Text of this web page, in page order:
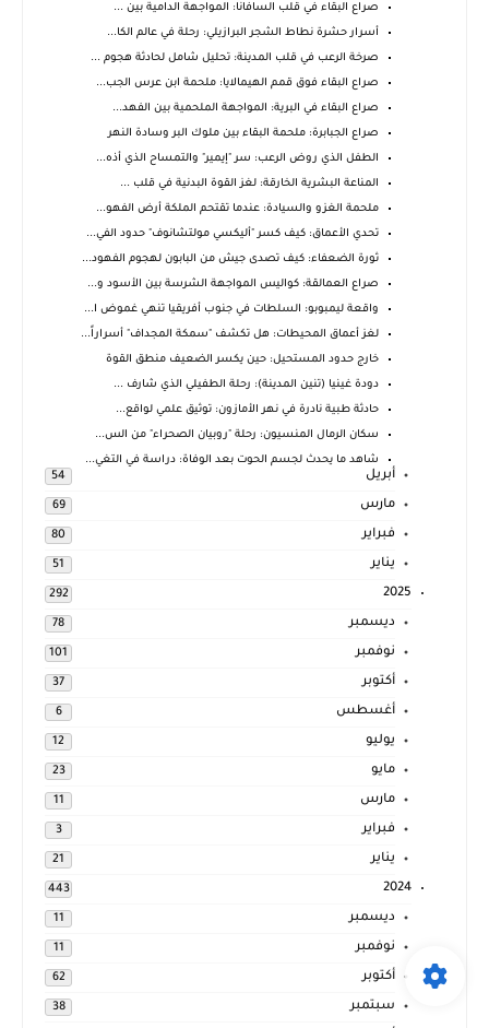
صراع البقاء في قلب السافانا: المواجهة الدامية بين ...
أسرار حشرة نطاط الشجر البرازيلي: رحلة في عالم الكا...
صرخة الرعب في قلب المدينة: تحليل شامل لحادثة هجوم ...
صراع البقاء فوق قمم الهيمالايا: ملحمة ابن عرس الجب...
صراع البقاء في البرية: المواجهة الملحمية بين الفهد...
صراع الجبابرة: ملحمة البقاء بين ملوك البر وسادة النهر
الطفل الذي روض الرعب: سر "إيمير" والتمساح الذي أذه...
المناعة البشرية الخارقة: لغز القوة البدنية في قلب ...
ملحمة الغزو والسيادة: عندما تقتحم الملكة أرض الفهو...
تحدي الأعماق: كيف كسر "أليكسي مولتشانوف" حدود الفي...
ثورة الضعفاء: كيف تصدى جيش من البابون لهجوم الفهود...
صراع العمالقة: كواليس المواجهة الشرسة بين الأسود و...
واقعة ليمبوبو: السلطات في جنوب أفريقيا تنهي غموض ا...
لغز أعماق المحيطات: هل تكشف "سمكة المجداف" أسراراً...
خارج حدود المستحيل: حين يكسر الضعيف منطق القوة
دودة غينيا (تنين المدينة): رحلة الطفيلي الذي شارف ...
حادثة طبية نادرة في نهر الأمازون: توثيق علمي لواقع...
سكان الرمال المنسيون: رحلة "روبيان الصحراء" من الس...
شاهد ما يحدث لجسم الحوت بعد الوفاة: دراسة في التغي...
أبريل 54
مارس 69
فبراير 80
يناير 51
2025
292
ديسمبر 78
نوفمبر 101
أكتوبر 37
أغسطس 6
يوليو 12
مايو 23
مارس 11
فبراير 3
يناير 21
2024
443
ديسمبر 11
نوفمبر 11
أكتوبر 62
سبتمبر 38